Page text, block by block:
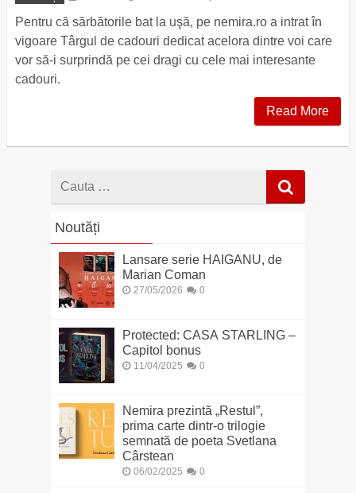
Pentru că sărbătorile bat la uşă, pe nemira.ro a intrat în
vigoare Târgul de cadouri dedicat acelora dintre voi care
vor să-i surprindă pe cei dragi cu cele mai interesante
cadouri.
Read More
Cauta
Noutăți
Lansare serie HAIGANU, de
Marian Coman
27/05/2026 0
Protected: CASA STARLING –
Capitol bonus
11/04/2025 0
Nemira prezintă „Restul”,
prima carte dintr-o trilogie
semnată de poeta Svetlana
Cârstean
06/02/2025 0